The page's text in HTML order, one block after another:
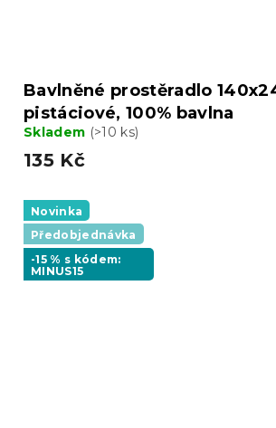
Bavlněné prostěradlo
pistáciové, 100% bavlna
Skladem (>10 ks)
135 Kč
Novinka
Předobjednávka
-15 % s kódem:
MINUS15